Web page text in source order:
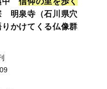
明泉寺（石川県穴
かけてくる仏像群